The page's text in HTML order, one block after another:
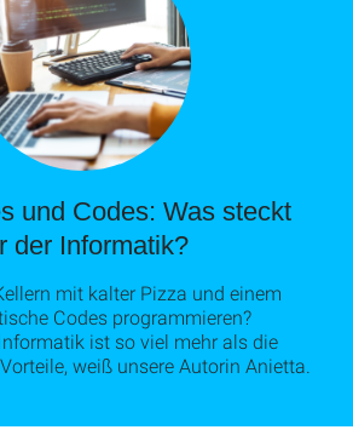
und Codes: Was steckt
der Informatik?
mit kalter Pizza und einem
Codes programmieren?
ist so viel mehr als die
weiß unsere Autorin Anietta.